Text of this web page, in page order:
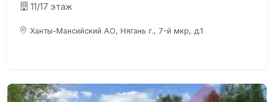
11/17 этаж
Ханты-Мансийский АО, Нягань г., 7-й мкр, д.1